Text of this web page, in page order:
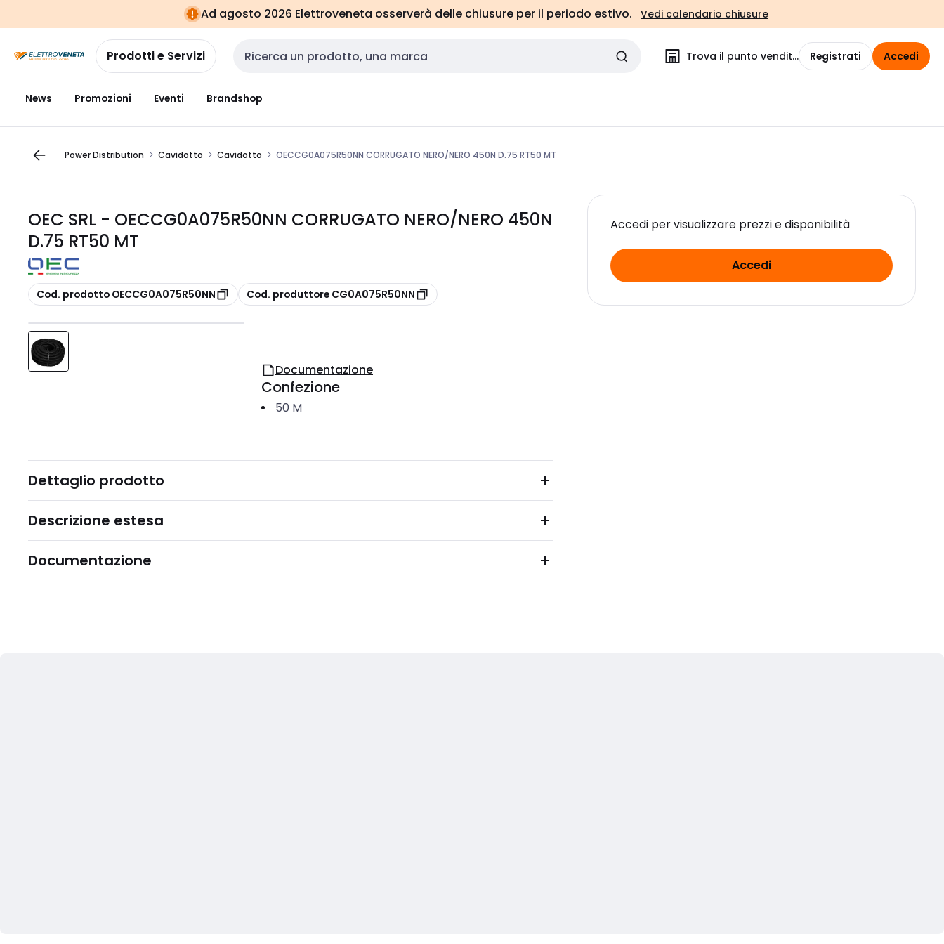
navigazionealla
pagina
Ad agosto 2026 Elettroveneta osserverà delle chiusure per il periodo estivo. Vedi calendario chiusure
Prodotti e Servizi Cerca input Trova il punto vendita Registrati Accedi
News Promozioni Eventi Brandshop
Power Distribution Cavidotto Cavidotto OECCG0A075R50NN CORRUGATO NERO/NERO 450N D.75 RT50 MT
OEC SRL - OECCG0A075R50NN CORRUGATO NERO/NERO 450N
D.75 RT50 MT
copia
Cod. prodotto OECCG0A075R50NN copia
Cod. produttore CG0A075R50NN
Accedi per visualizzare prezzi e disponibilità
Accedi
Documentazione
Confezione
50 M
Dettaglio prodotto
Descrizione estesa
Documentazione